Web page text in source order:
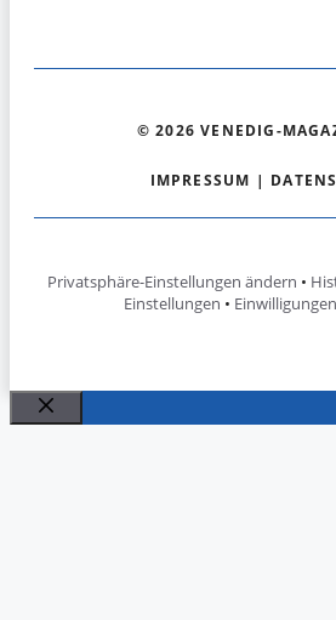
© 2026 VENEDIG-
IMPRESSUM |
Privatsphäre-Einstellungen ändern •
Einstellungen •
Schließen